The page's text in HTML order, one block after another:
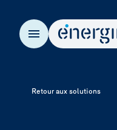
Retour aux solutions